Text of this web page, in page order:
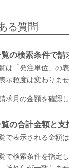
る質問
の検索条件で
は「発注単位」の
示粒度は変わりませ
求月の金額を確認
の合計金額と
で表示される金額
で検索条件を指定